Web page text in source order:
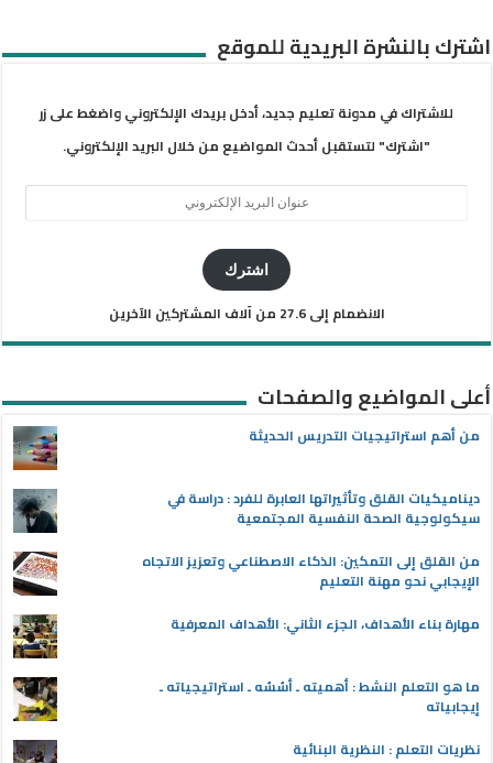
اشترك بالنشرة البريدية للموقع
للاشتراك في مدونة تعليم جديد، أدخل بريدك الإلكتروني واضغط على زر
"اشترك" لتستقبل أحدث المواضيع من خلال البريد الإلكتروني.
اشترك
الانضمام إلى 27.6 من آلاف المشتركين الآخرين
أعلى المواضيع والصفحات
من أهم استراتيجيات التدريس الحديثة
ديناميكيات القلق وتأثيراتها العابرة للفرد : دراسة في
سيكولوجية الصحة النفسية المجتمعية
من القلق إلى التمكين: الذكاء الاصطناعي وتعزيز الاتجاه
الإيجابي نحو مهنة التعليم
مهارة بناء الأهداف، الجزء الثاني: الأهداف المعرفية
ما هو التعلم النشط : أهميته ـ أسُسُه ـ استراتيجياته ـ
إيجابياته
نظريات التعلم : النظرية البنائية